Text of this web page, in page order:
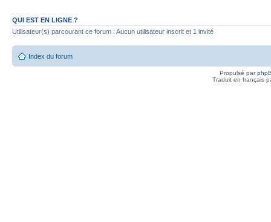
QUI EST EN LIGNE ?
Utilisateur(s) parcourant ce forum : Aucun utilisateur inscrit et 1 invité
Index du forum
Propulsé par
Traduit en français